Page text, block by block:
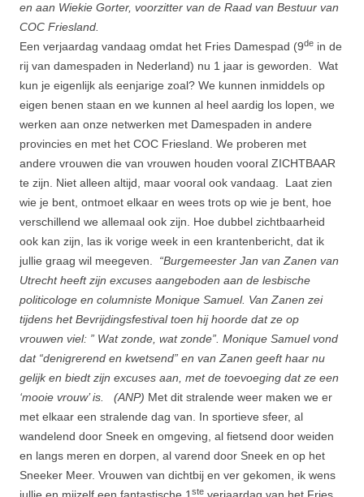
en aan Wiekie Gorter, voorzitter van de Raad van Bestuur van
COC Friesland.
Een verjaardag vandaag omdat het Fries Damespad (9de in de
rij van damespaden in Nederland) nu 1 jaar is geworden. Wat
kun je eigenlijk als eenjarige zoal? We kunnen inmiddels op
eigen benen staan en we kunnen al heel aardig los lopen, we
werken aan onze netwerken met Damespaden in andere
provincies en met het COC Friesland. We proberen met
andere vrouwen die van vrouwen houden vooral ZICHTBAAR
te zijn. Niet alleen altijd, maar vooral ook vandaag. Laat zien
wie je bent, ontmoet elkaar en wees trots op wie je bent, hoe
verschillend we allemaal ook zijn. Hoe dubbel zichtbaarheid
ook kan zijn, las ik vorige week in een krantenbericht, dat ik
jullie graag wil meegeven. “Burgemeester Jan van Zanen van
Utrecht heeft zijn excuses aangeboden aan de lesbische
politicologe en columniste Monique Samuel. Van Zanen zei
tijdens het Bevrijdingsfestival toen hij hoorde dat ze op
vrouwen viel: ” Wat zonde, wat zonde”. Monique Samuel vond
dat “denigrerend en kwetsend” en van Zanen geeft haar nu
gelijk en biedt zijn excuses aan, met de toevoeging dat ze een
‘mooie vrouw’ is. (ANP) Met dit stralende weer maken we er
met elkaar een stralende dag van. In sportieve sfeer, al
wandelend door Sneek en omgeving, al fietsend door weiden
en langs meren en dorpen, al varend door Sneek en op het
Sneeker Meer. Vrouwen van dichtbij en ver gekomen, ik wens
ste